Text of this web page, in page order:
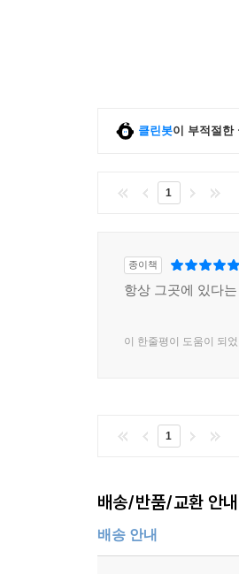
“아빠, 이제 밤에 울지
아빠가 나를 안아 주었어
나도 아빠를 꼭 안아 주
일상적입니다. 세계
잔잔하고 거대해서
클린봇이 부적절한
1
종이책
항상 그곳에 있다
이 한줄평이 도움이 되
1
배송/반품/교환 안내
배송 안내